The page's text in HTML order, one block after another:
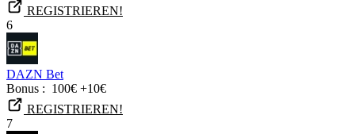
REGISTRIEREN!
6
DAZN Bet
Bonus : 100€ +10€
REGISTRIEREN!
7